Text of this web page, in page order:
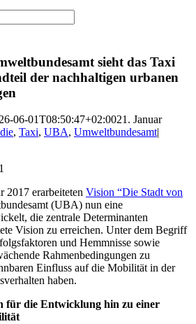
sieht das Taxi
der nachhaltigen urbanen
06-01T08:50:47+02:0021. Januar
, Taxi, UBA, Umweltbundesamt|
2017 erarbeiteten Vision “Die Stadt von
(UBA) nun eine
die zentrale Determinanten
Vision zu erreichen. Unter dem Begriff
und Hemmnisse sowie
Rahmenbedingungen zu
Einfluss auf die Mobilität in der
haben.
für die Entwicklung hin zu einer